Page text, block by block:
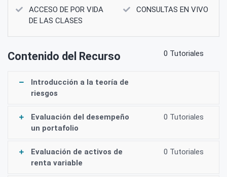
ACCESO DE POR VIDA
DE LAS CLASES
CONSULTAS EN VIVO
Contenido del Recurso 0 Tutoriales
Introducción a la teoría de
riesgos
Evaluación del desempeño
un portafolio
0 Tutoriales
Evaluación de activos de
renta variable
0 Tutoriales